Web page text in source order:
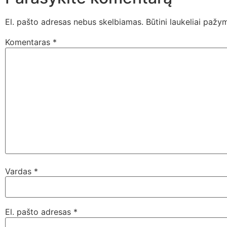
El. pašto adresas nebus skelbiamas. Būtini laukeliai
Komentaras *
Vardas *
El. pašto adresas *